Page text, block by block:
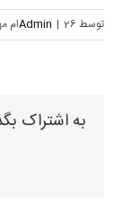
توسط Admin | 26ام مهر, 1404
به اشتراک